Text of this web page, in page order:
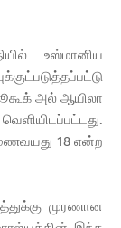
உஸ்மானிய
அல் ஆயிலா
18 என்ற
முரணான